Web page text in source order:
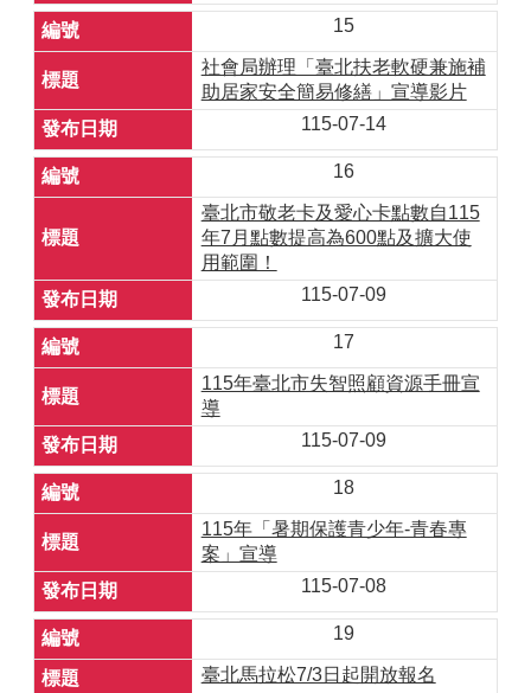
15
社會局辦理「臺北扶老軟硬兼施補
助居家安全簡易修繕」宣導影片
115-07-14
16
臺北市敬老卡及愛心卡點數自115
年7月點數提高為600點及擴大使
用範圍！
115-07-09
17
115年臺北市失智照顧資源手冊宣
導
115-07-09
18
115年「暑期保護青少年-青春專
案」宣導
115-07-08
19
臺北馬拉松7/3日起開放報名